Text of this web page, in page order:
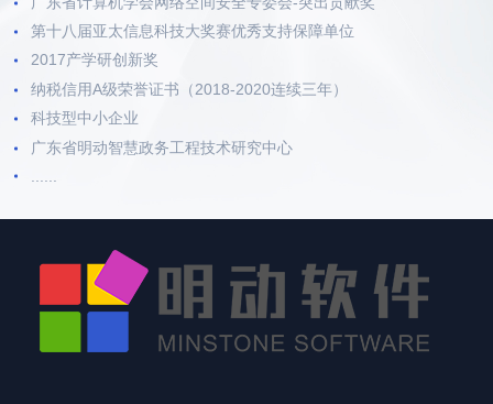
第十八届亚太信息科技大奖赛优秀支持保障单位
2017产学研创新奖
纳税信用A级荣誉证书（2018-2020连续三年）
科技型中小企业
广东省明动智慧政务工程技术研究中心